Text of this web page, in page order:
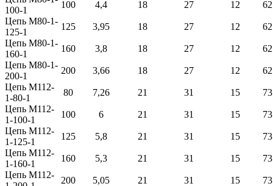
100-1
100 4,4 18 27 12
62
Цепь М80-1-
125-1
125 3,95 18 27 12
62
Цепь М80-1-
160-1
160 3,8 18 27 12
62
Цепь М80-1-
200-1
200 3,66 18 27 12
62
Цепь М112-
1-80-1
80 7,26 21 31 15
73
Цепь М112-
1-100-1
100 6 21 31 15
73
Цепь М112-
1-125-1
125 5,8 21 31 15
73
Цепь М112-
1-160-1
160 5,3 21 31 15
73
Цепь М112-
200 5,05 21 31 15
73